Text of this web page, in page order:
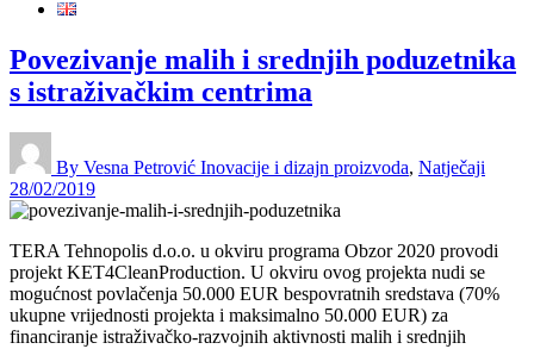
Povezivanje malih i srednjih poduzetnika
s istraživačkim centrima
By Vesna Petrović Inovacije i dizajn proizvoda, Natječaji
28/02/2019
TERA Tehnopolis d.o.o. u okviru programa Obzor 2020 provodi
projekt KET4CleanProduction. U okviru ovog projekta nudi se
mogućnost povlačenja 50.000 EUR bespovratnih sredstava (70%
ukupne vrijednosti projekta i maksimalno 50.000 EUR) za
financiranje istraživačko-razvojnih aktivnosti malih i srednjih